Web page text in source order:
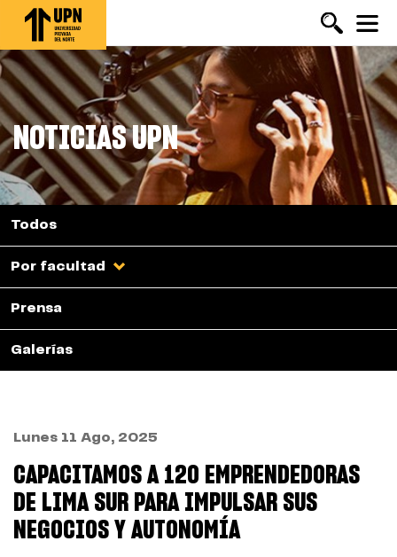
Pasar
contenido
principal
NOTICIAS UPN
Todos
Por facultad
Prensa
Galerías
Lunes 11 Ago, 2025
CAPACITAMOS A 120 EMPRENDEDORAS
DE LIMA SUR PARA IMPULSAR SUS
NEGOCIOS Y AUTONOMÍA